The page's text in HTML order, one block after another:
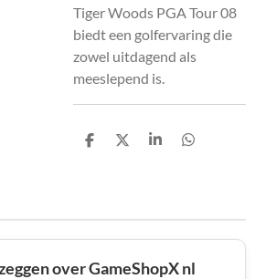
Tiger Woods PGA Tour 08
biedt een golfervaring die
zowel uitdagend als
meeslepend is.
D
D
S
D
over GameShopX nl